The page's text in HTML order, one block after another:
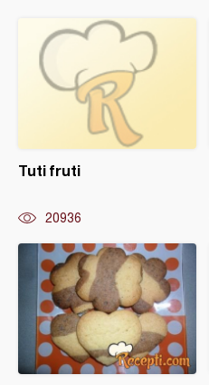
Tuti fruti
20936